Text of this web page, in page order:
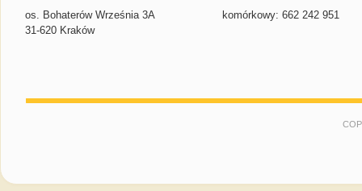
os. Bohaterów Września 3A
31-620 Kraków
komórkowy: 662 242 951